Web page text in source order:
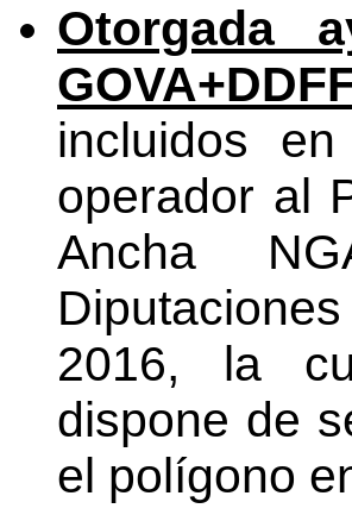
Otorgada
incluidos
operador al
Ancha
2016, la
dispone de
el polígono